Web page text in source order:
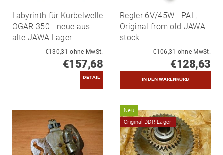
Labyrinth für Kurbelwelle
OGAR 350 - neue aus
alte JAWA Lager
€130,31 ohne MwSt.
€157,68
DETAIL
Regler 6V/45W - PAL,
Original from old JAWA
stock
€106,31 ohne MwSt.
€128,63
Neu
Original DDR Lager